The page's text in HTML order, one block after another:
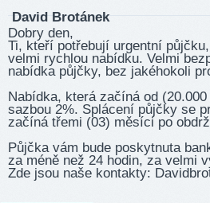
David Brotánek
Dobry den,
Ti, kteří potřebují urgentní
velmi rychlou nabídku. Velmi
nabídka půjčky, bez jakéhokoli
Nabídka, která začíná od
sazbou 2%. Splácení půjčky se
začíná třemi (03) měsíci po
Půjčka vám bude poskytnuta
za méně než 24 hodin, za velmi
Zde jsou naše kontakty: